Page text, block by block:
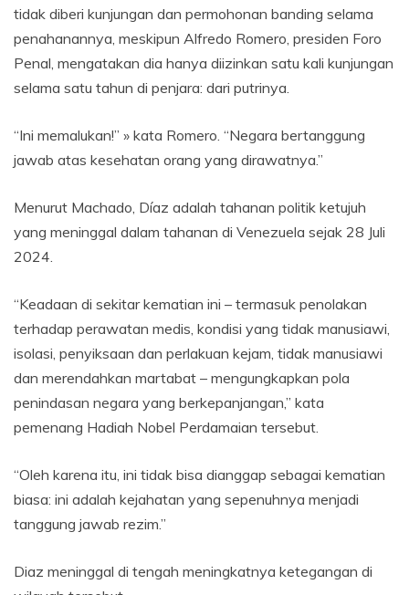
tidak diberi kunjungan dan permohonan banding selama
penahanannya, meskipun Alfredo Romero, presiden Foro
Penal, mengatakan dia hanya diizinkan satu kali kunjungan
selama satu tahun di penjara: dari putrinya.
“Ini memalukan!” » kata Romero. “Negara bertanggung
jawab atas kesehatan orang yang dirawatnya.”
Menurut Machado, Díaz adalah tahanan politik ketujuh
yang meninggal dalam tahanan di Venezuela sejak 28 Juli
2024.
“Keadaan di sekitar kematian ini – termasuk penolakan
terhadap perawatan medis, kondisi yang tidak manusiawi,
isolasi, penyiksaan dan perlakuan kejam, tidak manusiawi
dan merendahkan martabat – mengungkapkan pola
penindasan negara yang berkepanjangan,” kata
pemenang Hadiah Nobel Perdamaian tersebut.
“Oleh karena itu, ini tidak bisa dianggap sebagai kematian
biasa: ini adalah kejahatan yang sepenuhnya menjadi
tanggung jawab rezim.”
Diaz meninggal di tengah meningkatnya ketegangan di